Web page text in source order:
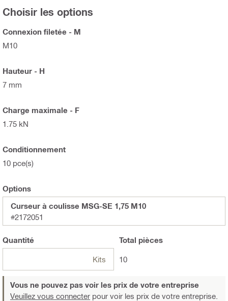
Choisir les options
Connexion filetée - M
M10
Hauteur - H
7 mm
Charge maximale - F
1.75 kN
Conditionnement
10 pce(s)
Options
Curseur à coulisse MSG-SE 1,75 M10
#2172051
Quantité
Kits
Total pièces
10
Vous ne pouvez pas voir les prix de votre entreprise
Veuillez vous connecter pour voir les prix de votre entreprise.